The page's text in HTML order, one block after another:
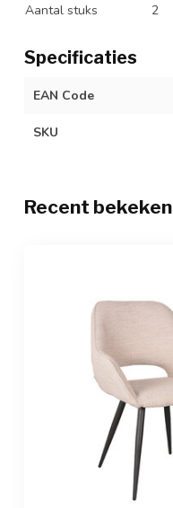
Aantal stuks
2
Specificaties
EAN Code
SKU
Recent bekeken